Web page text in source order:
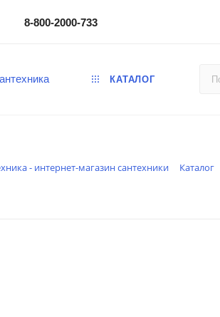
8-800-2000-733
КАТАЛОГ
- интернет-магазин сантехники Каталог